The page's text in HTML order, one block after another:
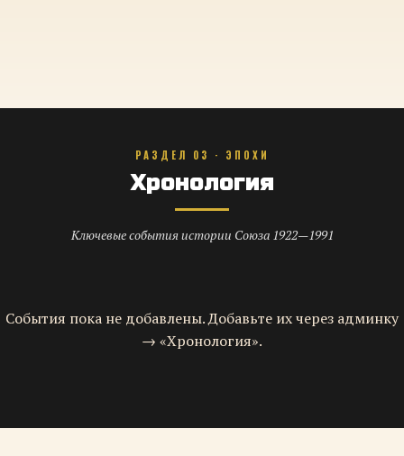
РАЗДЕЛ 03 · ЭПОХИ
Хронология
Ключевые события истории Союза 1922—1991
События пока не добавлены. Добавьте их через админку
→ «Хронология».